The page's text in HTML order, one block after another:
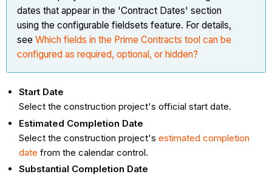
dates that appear in the 'Contract Dates' section
using the configurable fieldsets feature. For details,
seeWhich fields in the Prime Contracts tool can be
configured as required, optional, or hidden?
Start Date
Select the construction project's official start date.
Estimated Completion Date
Select the construction project'sestimated completion
date from the calendar control.
Substantial Completion Date